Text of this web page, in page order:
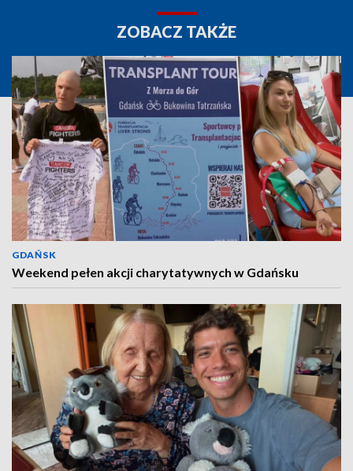
ZOBACZ TAKŻE
GDAŃSK
Weekend pełen akcji charytatywnych w Gdańsku